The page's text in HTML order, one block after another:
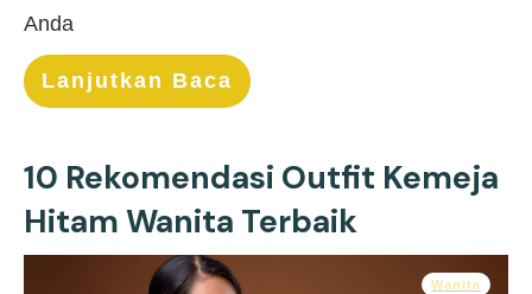
Anda
Lanjutkan Baca
10 Rekomendasi Outfit Kemeja
Hitam Wanita Terbaik
Wanita